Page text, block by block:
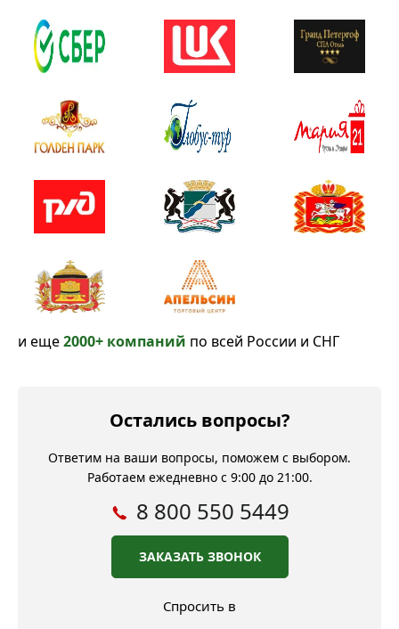
и еще2000+ компаний по всей России и СНГ
Остались вопросы?
Ответим на ваши вопросы, поможем с выбором.
Работаем ежедневно с 9:00 до 21:00.
8 800 550 5449
ЗАКАЗАТЬ ЗВОНОК
Спросить в